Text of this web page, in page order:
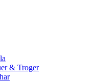
& Troger